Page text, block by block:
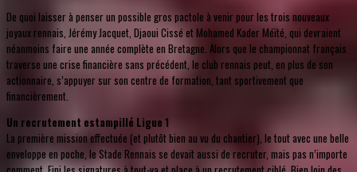
De quoi laisser à penser un possible gros pactole à venir pour les trois nouveaux
joyaux rennais, Jérémy Jacquet, Djaoui Cissé et Mohamed Kader Méïté, qui devraient
néanmoins faire une année complète en Bretagne. Alors que le championnat français
traverse une crise financière sans précédent, le club rennais peut, en plus de son
actionnaire, s’appuyer sur son centre de formation, tant sportivement que
financièrement.
Un recrutement estampillé Ligue 1
La première mission effectuée (et plutôt bien au vu du chantier), le tout avec une belle
enveloppe en poche, le Stade Rennais se devait aussi de recruter, mais pas n’importe